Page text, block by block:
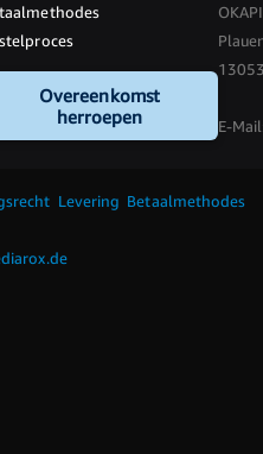
Overeenkomst
herroepen
E-
Levering Betaalmethodes